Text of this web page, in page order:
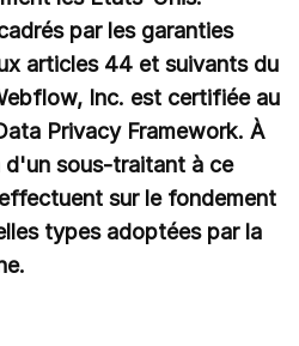
par les garanties
articles 44 et suivants du
Inc. est certifiée au
Privacy Framework. À
sous-traitant à ce
sur le fondement
types adoptées par la